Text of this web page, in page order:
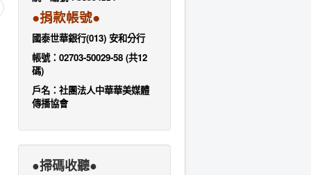
●捐款帳號●
國泰世華銀行(013) 安和分行
帳號：02703-50029-58 (共12
碼)
戶名：社團法人中華華美媒體
傳播協會
●掃碼收聽●